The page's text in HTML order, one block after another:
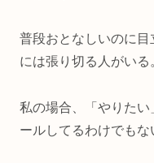
普段おとなしいのに
には張り切る人がいる
私の場合、「やりた
ールしてるわけでもな